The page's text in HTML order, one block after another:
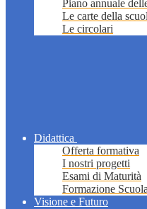
Piano annuale
Le carte della
Le circolari
Didattica
Offerta formativa
I nostri progetti
Esami di Maturità
Formazione
Visione e Futuro